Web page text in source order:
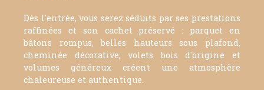
Dès l'entrée, vous serez séduits par ses prestations
raffinées et son cachet préservé : parquet en
bâtons rompus, belles hauteurs sous plafond,
cheminée décorative, volets bois d'origine et
volumes généreux créent une atmosphère
chaleureuse et authentique.